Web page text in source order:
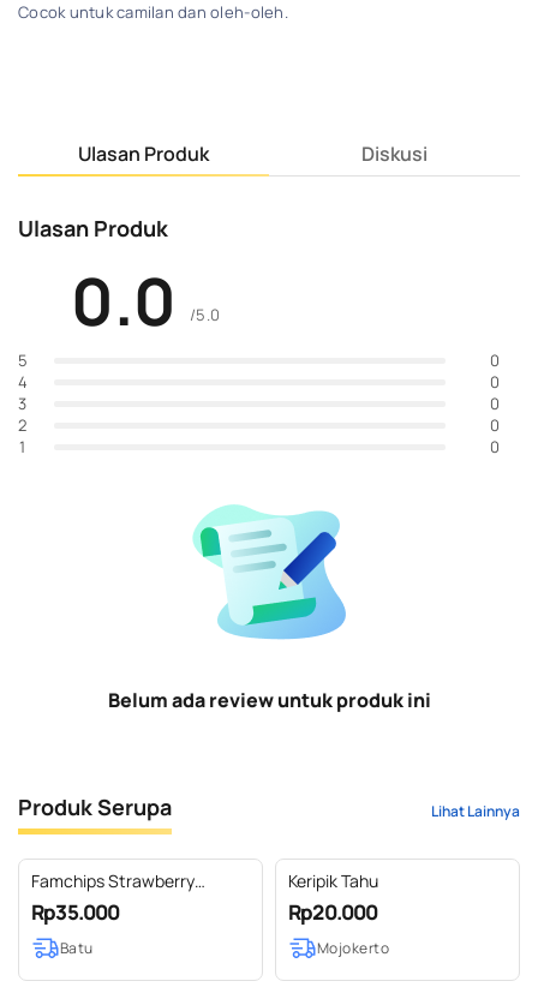
Cocok untuk camilan dan oleh-oleh.
Ulasan Produk Diskusi
Ulasan Produk
0.0 /5.0
5
0
4
0
3
0
2
0
1
0
Belum ada review untuk produk ini
Produk Serupa Lihat Lainnya
Famchips Strawberry
Freezeedried (Keripik
Strawberry Freezeedried)
Rp35.000
Batu
Keripik Tahu
Rp20.000
Mojokerto